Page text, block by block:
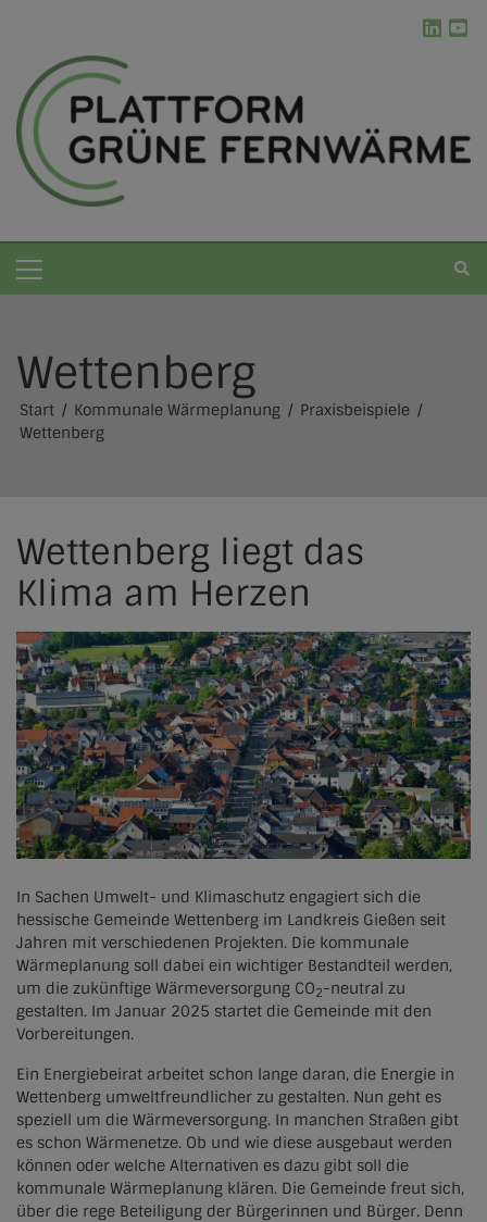
Grüne Fernwärme
Die Plattform
Großwärmepumpen
Biomasse
Biogas
Geothermie
Abwärmenutzung & industrielle Abwärme
Elektrokessel
Wärmespeicher
Iserlohn
Gießen
Marburg
Wasserstoff
Wärmewende erklärt
Kommunale Wärmeplanung
Rechtlicher Rahmen
Fördermittel & Finanzierung
Praxisbeispiele
Altenstadt
Aßlar
Brannenburg
Cölbe
Homberg (Ohm)
Kolbermoor
Lich
Olbersdorf
Raubling
Wettenberg
Entscheidungsgrundlage neue Heizung
Kontakt
Werkzeuge für Versorger und Planer
Regionale Netzwerke
Jetzt teilnehmen
Produktatlas
Übersicht
Registrierung
Green DH Factory
Aktuelles
News
EHP-Artikel
Pressestimmen
Fachmagazin
Veranstaltungen
Archiv
Wettenberg
Start Kommunale Wärmeplanung
Praxisbeispiele
Wettenberg
Wettenberg liegt das
Klima am Herzen
In Sachen Umwelt- und Klimaschutz engagiert sich die
hessische Gemeinde Wettenberg im Landkreis Gießen seit
Jahren mit verschiedenen Projekten. Die kommunale
Wärmeplanung soll dabei ein wichtiger Bestandteil werden,
um die zukünftige Wärmeversorgung CO2-neutral zu
gestalten. Im Januar 2025 startet die Gemeinde mit den
Vorbereitungen.
Ein Energiebeirat arbeitet schon lange daran, die Energie in
Wettenberg umweltfreundlicher zu gestalten. Nun geht es
speziell um die Wärmeversorgung. In manchen Straßen gibt
es schon Wärmenetze. Ob und wie diese ausgebaut werden
können oder welche Alternativen es dazu gibt soll die
kommunale Wärmeplanung klären. Die Gemeinde freut sich,
über die rege Beteiligung der Bürgerinnen und Bürger. Denn